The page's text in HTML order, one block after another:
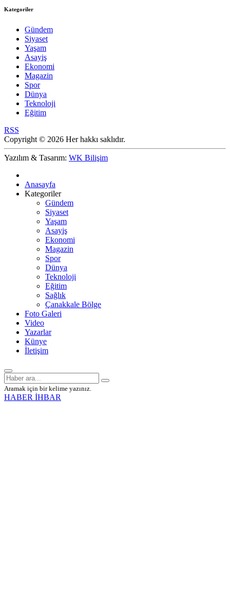
Kategoriler
Gündem
Siyaset
Yaşam
Asayiş
Ekonomi
Magazin
Spor
Dünya
Teknoloji
Eğitim
RSS
Copyright © 2026 Her hakkı saklıdır.
Yazılım & Tasarım: WK Bilişim
Anasayfa
Kategoriler
Gündem
Siyaset
Yaşam
Asayiş
Ekonomi
Magazin
Spor
Dünya
Teknoloji
Eğitim
Sağlık
Çanakkale Bölge
Foto Galeri
Video
Yazarlar
Künye
İletişim
Aramak için bir kelime yazınız.
HABER İHBAR